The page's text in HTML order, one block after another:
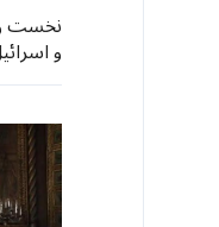
نخست
و